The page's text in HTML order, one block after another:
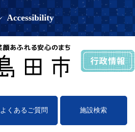
Accessibility
よくあるご質問 施設検索